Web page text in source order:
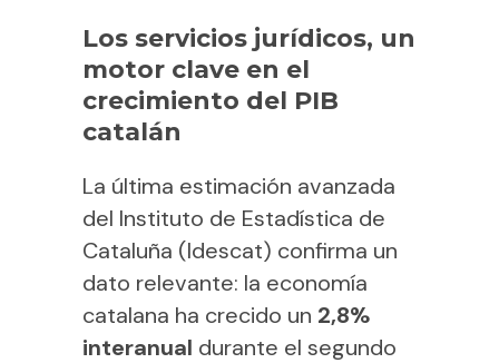
Los servicios jurídicos, un
motor clave en el
crecimiento del PIB
catalán
La última estimación avanzada
del Instituto de Estadística de
Cataluña (Idescat) confirma un
dato relevante: la economía
catalana ha crecido un 2,8%
interanual durante el segundo